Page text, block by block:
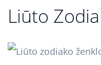
Liūto